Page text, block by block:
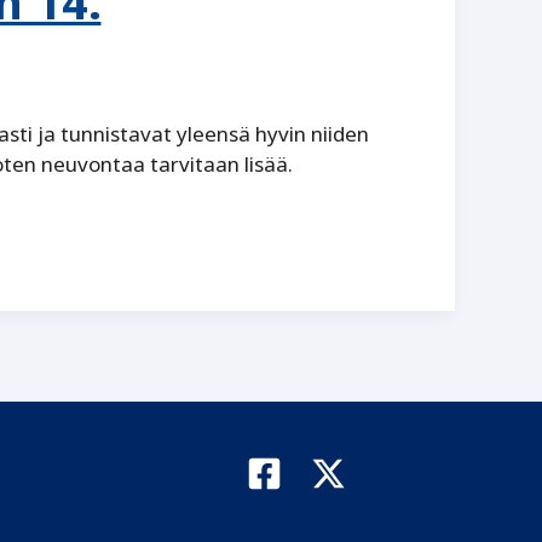
ja tunnistavat yleensä hyvin niiden
neuvontaa tarvitaan lisää.